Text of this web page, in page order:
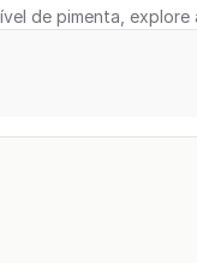
de pimenta,